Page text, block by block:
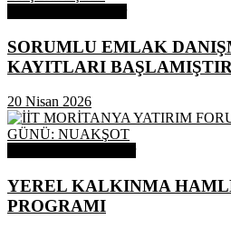
SORUMLU EMLAK
KAYITLARI BAŞLAMIŞTIR
20 Nisan 2026
YEREL KALKINMA
PROGRAMI